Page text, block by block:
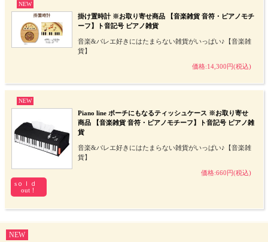
NEW
掛け置時計 ※お取り寄せ商品 【音楽雑貨 音符・ピアノモチ
ーフ】ト音記号 ピアノ雑貨
音楽&バレエ好きにはたまらない雑貨がいっぱい♪【音楽雑
貨】
価格:14,300円(税込)
NEW
Piano line ポーチにもなるティッシュケース ※お取り寄せ
商品 【音楽雑貨 音符・ピアノモチーフ】ト音記号 ピアノ雑
貨
音楽&バレエ好きにはたまらない雑貨がいっぱい♪【音楽雑
貨】
価格:660円(税込)
sｏｌｄ
out！
NEW